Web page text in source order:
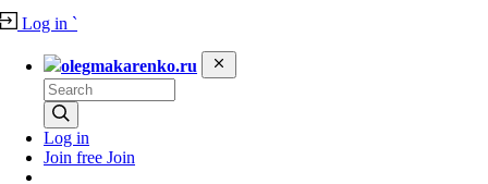
Log in `
olegmakarenko.ru
Log in
Join free Join